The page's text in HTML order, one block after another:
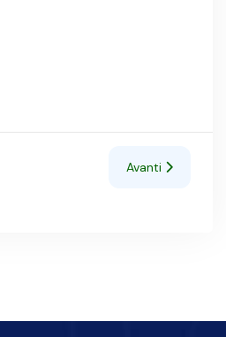
- Kit rapidi Beta/BT/Quino
Articolo
Avanti